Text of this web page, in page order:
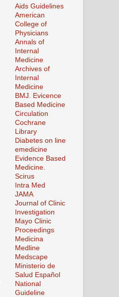
Aids Guidelines
American
College of
Physicians
Annals of
Internal
Medicine
Archives of
Internal
Medicine
BMJ. Evicence
Based Medicine
Circulation
Cochrane
Library
Diabetes on line
emedicine
Evidence Based
Medicine.
Scirus
Intra Med
JAMA
Journal of Clinic
Investigation
Mayo Clinic
Proceedings
Medicina
Medline
Medscape
Ministerio de
Salud Español
National
Guideline